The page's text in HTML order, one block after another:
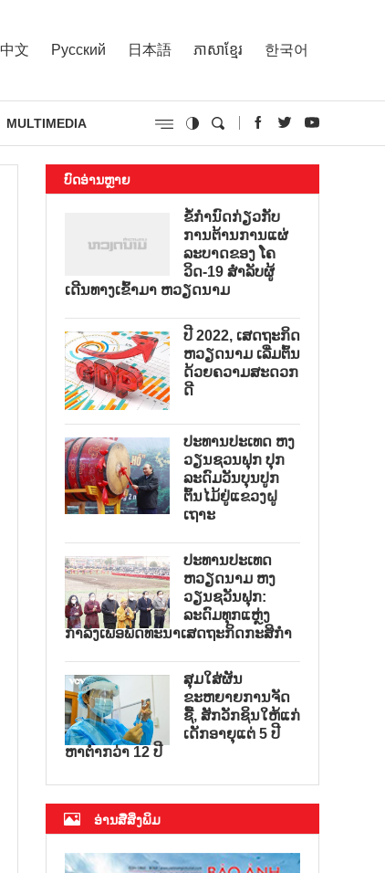
中文 Русский 日本語 ភាសាខ្មែរ 한국어
MULTIMEDIA
ບົດອ່ານຫຼາຍ
ຂໍ້ກຳນົດກ່ຽວກັບ
ການຕ້ານການແຜ່
ລະບາດຂອງ ໂຄ
ວິດ-19 ສຳລັບຜູ້
ເດີນທາງເຂົ້າມາ ຫວຽດນາມ
ປີ 2022, ເສດຖະກິດ
ຫວຽດນາມ ເລີ່ມຕົ້ນ
ດ້ວຍຄວາມສະດວກ
ດີ
ປະທານປະເທດ ຫງ
ວຽນຊວນຟຸກ ປຸກ
ລະດົມວັນບຸນປູກ
ຕົ້ນໄມ້ຢູ່ແຂວງຝູ
ເຖາະ
ປະທານປະເທດ
ຫວຽດນາມ ຫງ
ວຽນຊວັນຟຸກ:
ລະດົມທຸກແຫຼ່ງ
ກຳລັງເພື່ອພັດທະນາເສດຖະກິດກະສິກຳ
ສຸມໃສ່ຜັນ
ຂະຫຍາຍການຈັດ
ຊື້, ສັກວັກຊິນໃຫ້ແກ່
ເດັກອາຍຸແຕ່ 5 ປີ
ຫາຕ່ຳກວ່າ 12 ປີ
ອ່ານສື່ສິ່ງພິມ